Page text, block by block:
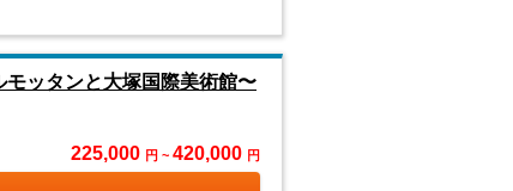
モッタンと大塚国際美術館〜
225,000 円 ~ 420,000 円